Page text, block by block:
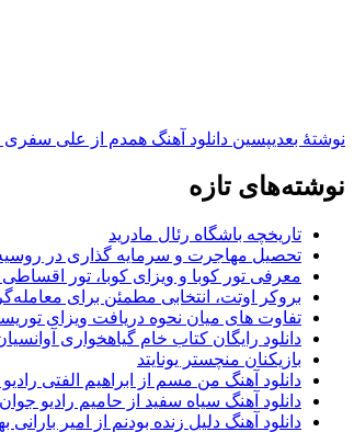
نوشته‌ٔ بعدیپسین دانلود آهنگ همدم از علی سفری
نوشته‌های تازه
تاریخچه باشگاه رئال مادرید
تحصیل مهاجرت و سرمایه گذاری در
معرفی تور کوبا و ویزای کوبا، تور
بروکر اوتت، انتخابی مطمئن برای
تفاوت های میان نحوه دریافت ویزای
دانلود رایگان کتاب خام گیاهخواری
بازیکنان منچستر یونایتد
دانلود آهنگ من مسم از ابراهیم الفتی
دانلود آهنگ سیاه سفید از حامیم رادیو جوان
دانلود آهنگ دلیل زنده بودنم از امیر بارانی